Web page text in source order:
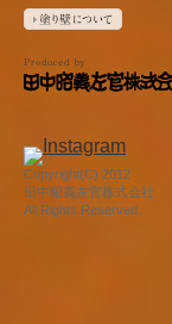
Copyright(C) 2012
田中昭義左官株式会社
All Rights Reserved.